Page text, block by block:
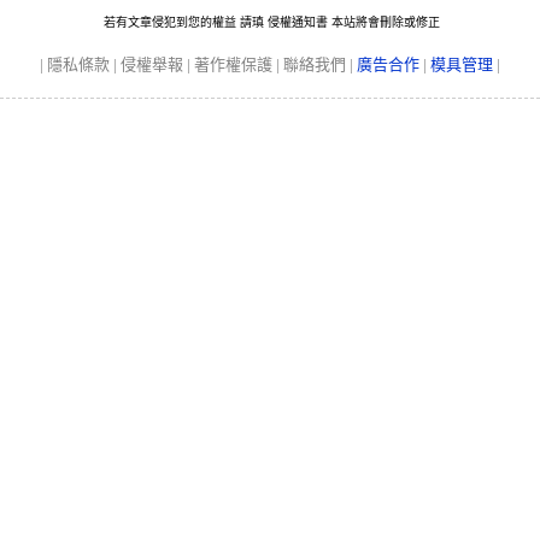
若有文章侵犯到您的權益 請瑱 侵權通知書 本站將會刪除或修正
| 隱私條款 | 侵權舉報 | 著作權保護 | 聯絡我們 | 廣告合作 | 模具管理 |